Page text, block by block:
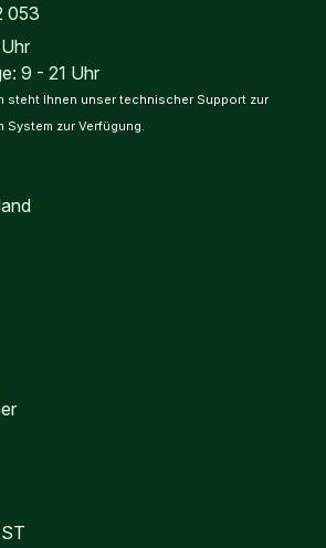
053
9 - 21 Uhr
steht Ihnen unser technischer Support zur
System zur Verfügung.